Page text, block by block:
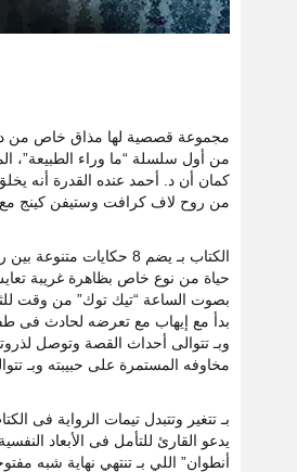
مجموعة قصصية لها مذاق خاص من د.
من أول سلسلة “ما وراء
كمان أن د. أحمد عنده القدرة أنه
من روح لاف كرافت وستيفن كينج مع
الكتاب بـ يضم 8
حياة من نوع خاص بظاهرة غريبة
بصوت الساعة “تيك توك” من وقت
بدأ مع إيهاب مع تعرضه لحادث فى
وبـ تتوالى أحداث القصة وتوصل
مخاوفه المستمرة على حبيبته وبـ
بـ تتغير وتتبدل تيمات الرواية
يدعو القارئ للتأمل فى الأبعاد
أنطوان” اللي بـ تنتهي نهاية شبه